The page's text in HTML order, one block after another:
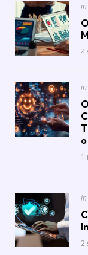
in
4
in
1
in
2